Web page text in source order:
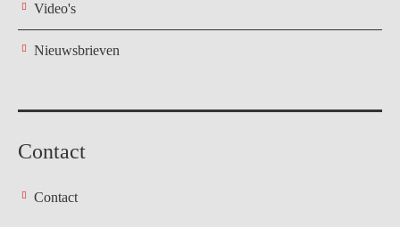
Video's
Nieuwsbrieven
Contact
Contact